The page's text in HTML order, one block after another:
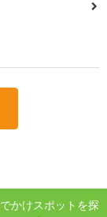
かけスポットを探